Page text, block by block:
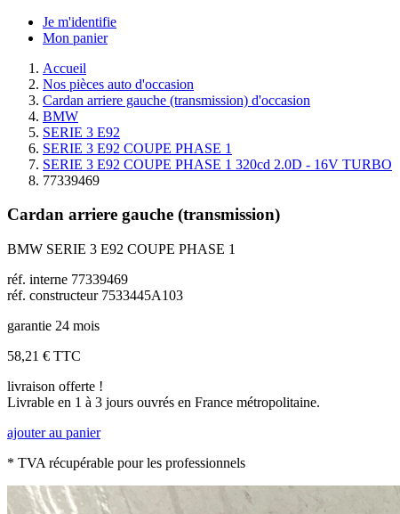
Je m'identifie
Mon panier
Accueil
Nos pièces auto d'occasion
Cardan arriere gauche (transmission) d'occasion
BMW
SERIE 3 E92
SERIE 3 E92 COUPE PHASE 1
SERIE 3 E92 COUPE PHASE 1 320cd 2.0D - 16V TURBO
77339469
Cardan arriere gauche (transmission)
BMW SERIE 3 E92 COUPE PHASE 1
réf. interne 77339469
réf. constructeur 7533445A103
garantie 24 mois
58,21 € TTC
livraison offerte !
Livrable en 1 à 3 jours ouvrés en France métropolitaine.
ajouter au panier
* TVA récupérable pour les professionnels